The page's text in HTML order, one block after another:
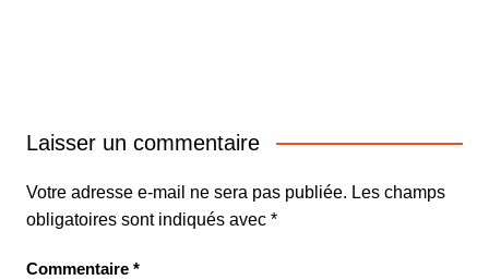
Laisser un commentaire
Votre adresse e-mail ne sera pas publiée. Les champs
obligatoires sont indiqués avec *
Commentaire *